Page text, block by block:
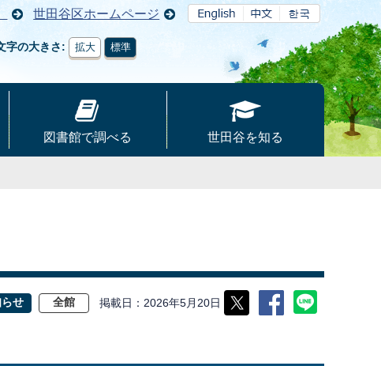
世田谷区ホームページ
字の大きさ 拡大 標準
図書館で調べる 世田谷を知る
せ 全館 掲載日 2026年5月20日